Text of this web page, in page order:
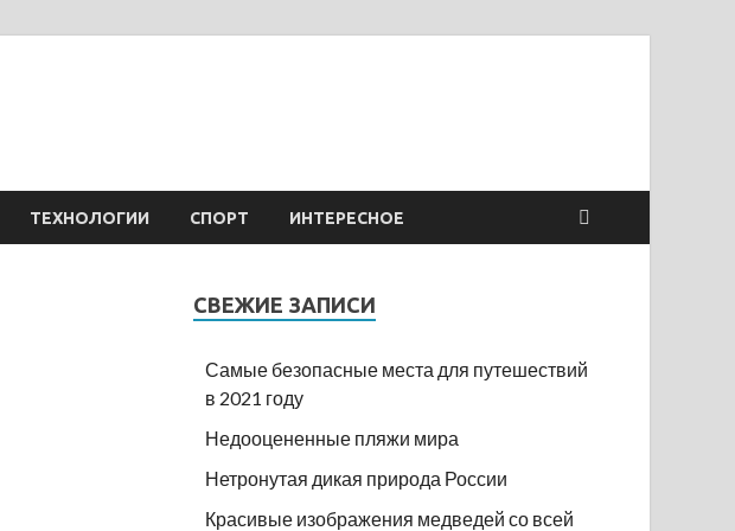
ТЕХНОЛОГИИ СПОРТ ИНТЕРЕСНОЕ
СВЕЖИЕ ЗАПИСИ
Самые безопасные места для путешествий
в 2021 году
Недооцененные пляжи мира
Нетронутая дикая природа России
Красивые изображения медведей со всей